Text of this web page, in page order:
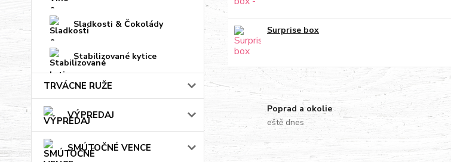
Sladkosti & Čokolády
Stabilizované kytice
TRVÁCNE RUŽE
VÝPREDAJ
SMÚTOČNÉ VENCE
Surprise box
Poprad a okolie
eště dnes